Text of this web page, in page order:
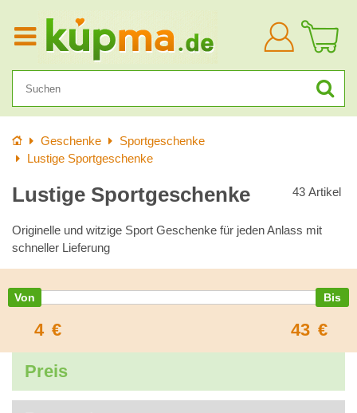
Anmelden
StartseiteGeschenke
Sportgeschenke
Lustige Sportgeschenke
Lustige Sportgeschenke 43 Artikel
Originelle und witzige Sport Geschenke für jeden Anlass mit
schneller Lieferung
4 € 43 €
Preis